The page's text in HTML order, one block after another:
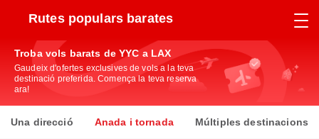
Rutes populars barates
Troba vols barats de YYC a LAX
Gaudeix d'ofertes exclusives de vols a la teva
destinació preferida. Comença la teva reserva
ara!
Una direcció Anada i tornada Múltiples destinacions